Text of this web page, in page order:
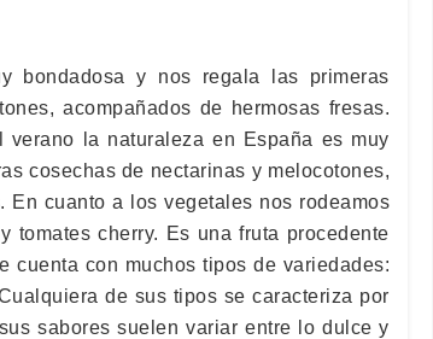
bondadosa y nos regala las primeras
acompañados de hermosas fresas.
la naturaleza en España es muy
cosechas de nectarinas y melocotones,
En cuanto a los vegetales nos rodeamos
tomates cherry. Es una fruta procedente
cuenta con muchos tipos de variedades:
de sus tipos se caracteriza por
sabores suelen variar entre lo dulce y